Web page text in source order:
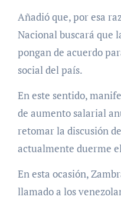
Añadió que, por esa
Nacional buscará que
pongan de acuerdo
social del país.
En este sentido,
de aumento salarial
retomar la discusión
actualmente duerme
En esta ocasión,
llamado a los